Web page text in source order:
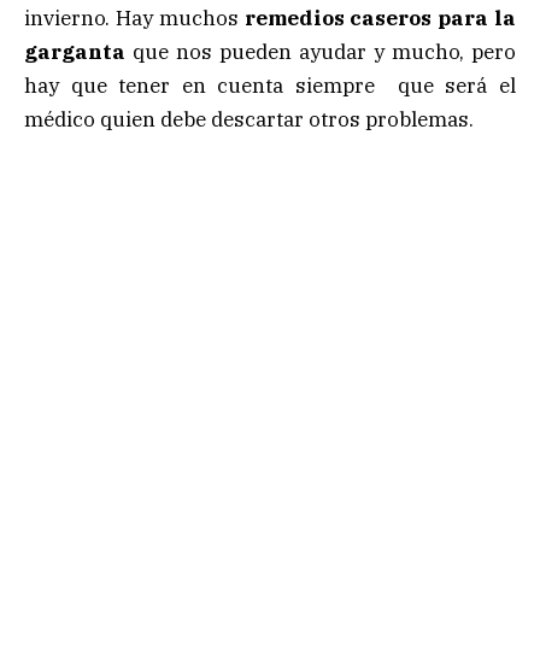
invierno. Hay muchos remedios caseros para la
garganta que nos pueden ayudar y mucho, pero
hay que tener en cuenta siempre que será el
médico quien debe descartar otros problemas.